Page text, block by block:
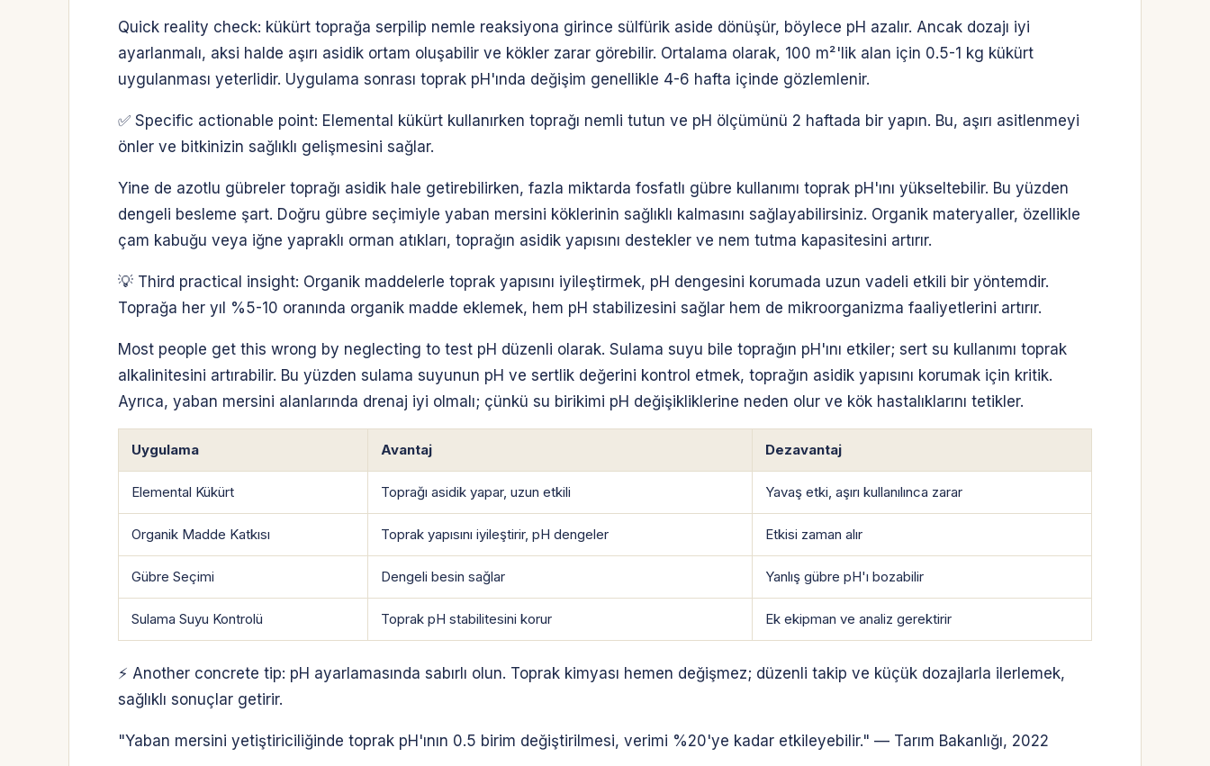
Quick reality check: kükürt toprağa serpilip nemle reaksiyona girince sülfürik aside dönüşür, böylece pH azalır. Ancak dozajı iyi
ayarlanmalı, aksi halde aşırı asidik ortam oluşabilir ve kökler zarar görebilir. Ortalama olarak, 100 m²'lik alan için 0.5-1 kg kükürt
uygulanması yeterlidir. Uygulama sonrası toprak pH'ında değişim genellikle 4-6 hafta içinde gözlemlenir.
✅ Specific actionable point: Elemental kükürt kullanırken toprağı nemli tutun ve pH ölçümünü 2 haftada bir yapın. Bu, aşırı asitlenmeyi
önler ve bitkinizin sağlıklı gelişmesini sağlar.
Yine de azotlu gübreler toprağı asidik hale getirebilirken, fazla miktarda fosfatlı gübre kullanımı toprak pH'ını yükseltebilir. Bu yüzden
dengeli besleme şart. Doğru gübre seçimiyle yaban mersini köklerinin sağlıklı kalmasını sağlayabilirsiniz. Organik materyaller, özellikle
çam kabuğu veya iğne yapraklı orman atıkları, toprağın asidik yapısını destekler ve nem tutma kapasitesini artırır.
💡 Third practical insight: Organik maddelerle toprak yapısını iyileştirmek, pH dengesini korumada uzun vadeli etkili bir yöntemdir.
Toprağa her yıl %5-10 oranında organik madde eklemek, hem pH stabilizesini sağlar hem de mikroorganizma faaliyetlerini artırır.
Most people get this wrong by neglecting to test pH düzenli olarak. Sulama suyu bile toprağın pH'ını etkiler; sert su kullanımı toprak
alkalinitesini artırabilir. Bu yüzden sulama suyunun pH ve sertlik değerini kontrol etmek, toprağın asidik yapısını korumak için kritik.
Ayrıca, yaban mersini alanlarında drenaj iyi olmalı; çünkü su birikimi pH değişikliklerine neden olur ve kök hastalıklarını tetikler.
Uygulama Avantaj Dezavantaj
Elemental Kükürt Toprağı asidik yapar, uzun etkili Yavaş etki, aşırı kullanılınca zarar
Organik Madde Katkısı Toprak yapısını iyileştirir, pH dengeler Etkisi zaman alır
Gübre Seçimi Dengeli besin sağlar Yanlış gübre pH'ı bozabilir
Sulama Suyu Kontrolü Toprak pH stabilitesini korur Ek ekipman ve analiz gerektirir
⚡ Another concrete tip: pH ayarlamasında sabırlı olun. Toprak kimyası hemen değişmez; düzenli takip ve küçük dozajlarla ilerlemek,
sağlıklı sonuçlar getirir.
"Yaban mersini yetiştiriciliğinde toprak pH'ının 0.5 birim değiştirilmesi, verimi %20'ye kadar etkileyebilir." — Tarım Bakanlığı, 2022